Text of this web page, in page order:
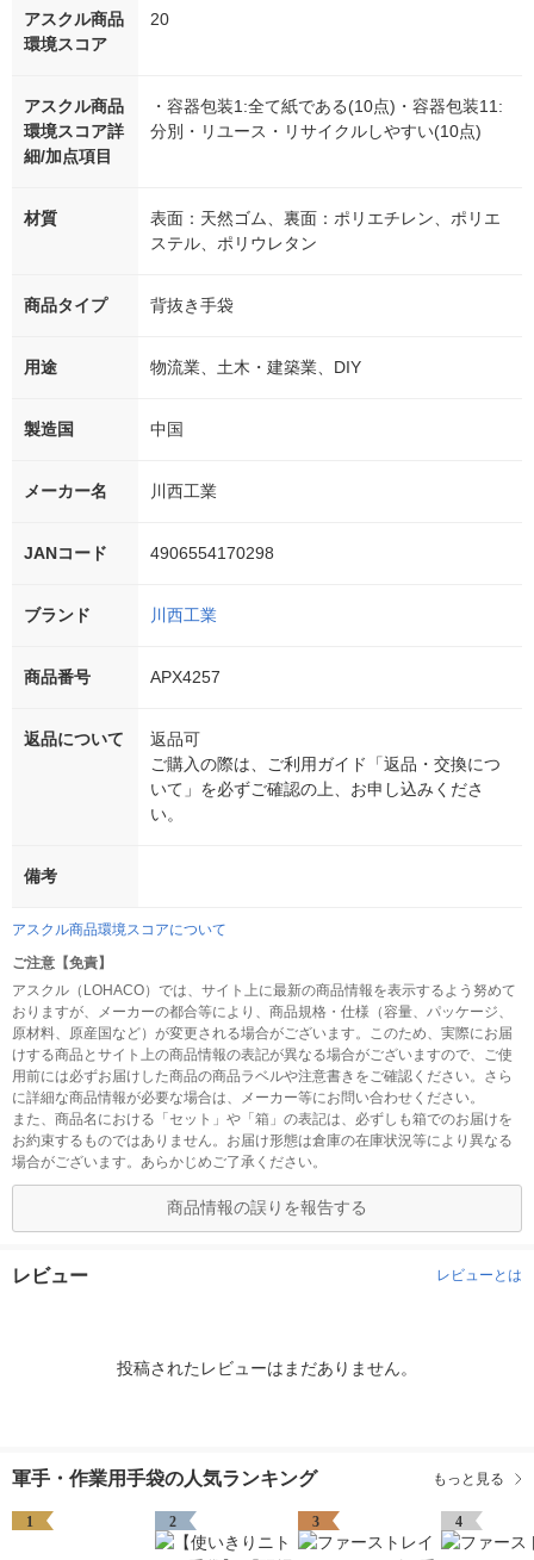
アスクル商品
環境スコア
20
アスクル商品
環境スコア詳
細/加点項目
・容器包装1:全て紙である(10点)・容器包装11:
分別・リユース・リサイクルしやすい(10点)
材質
表面：天然ゴム、裏面：ポリエチレン、ポリエ
ステル、ポリウレタン
商品タイプ 背抜き手袋
用途 物流業、土木・建築業、DIY
製造国 中国
メーカー名 川西工業
JANコード 4906554170298
ブランド 川西工業
商品番号 APX4257
返品について
返品可
ご購入の際は、ご利用ガイド「返品・交換につ
いて」を必ずご確認の上、お申し込みくださ
い。
備考
アスクル商品環境スコアについて
ご注意【免責】
アスクル（LOHACO）では、サイト上に最新の商品情報を表示するよう努めて
おりますが、メーカーの都合等により、商品規格・仕様（容量、パッケージ、
原材料、原産国など）が変更される場合がございます。このため、実際にお届
けする商品とサイト上の商品情報の表記が異なる場合がございますので、ご使
用前には必ずお届けした商品の商品ラベルや注意書きをご確認ください。さら
に詳細な商品情報が必要な場合は、メーカー等にお問い合わせください。
また、商品名における「セット」や「箱」の表記は、必ずしも箱でのお届けを
お約束するものではありません。お届け形態は倉庫の在庫状況等により異なる
場合がございます。あらかじめご了承ください。
商品情報の誤りを報告する
レビュー レビューとは
投稿されたレビューはまだありません。
軍手・作業用手袋の人気ランキング もっと見る
1 2 3 4